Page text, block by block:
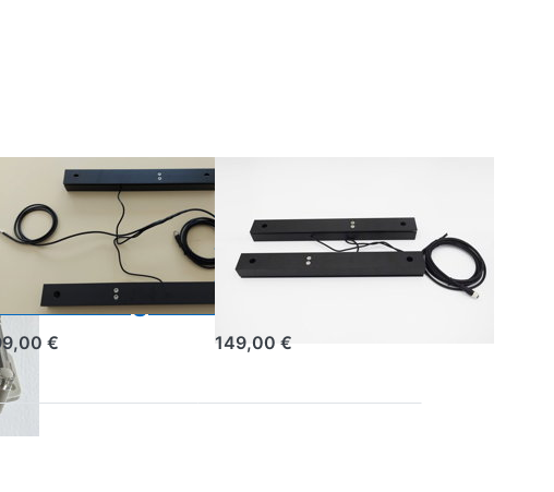
BEESCALES
2x
Luftfeuchtigkeitssensor
€
BEESCALES
Gewichtssensor
aus Aluminium
für die
Bienenstockwaage
149,00 €